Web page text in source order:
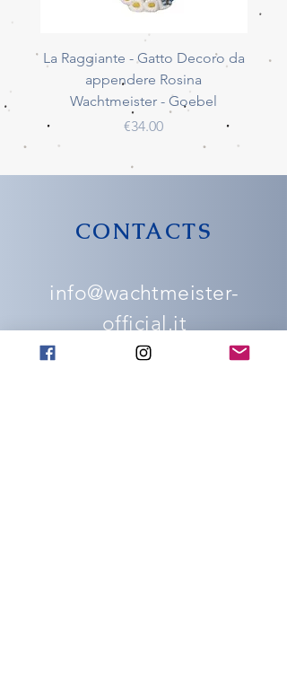
La Raggiante - Gatto Decoro da
appendere Rosina
Wachtmeister - Goebel
Price
€34.00
CONTACTS
info@wachtmeister-
official.it